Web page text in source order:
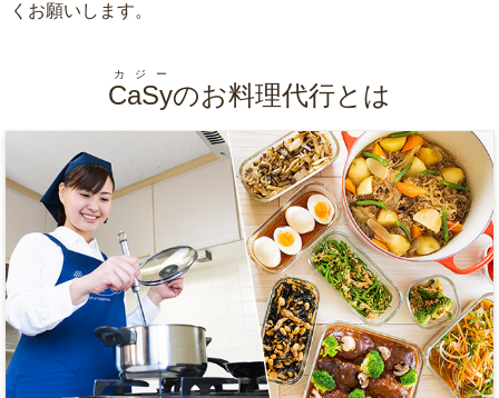
くお願いします。
CaSy
カジー
のお料理代行とは